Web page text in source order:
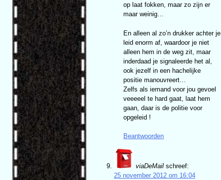
op laat fokken, maar zo zijn er
maar weinig…
En alleen al zo’n drukker achter je
leid enorm af, waardoor je niet
alleen hem in de weg zit, maar
inderdaad je signaleerde het al,
ook jezelf in een hachelijke
positie manouvreert…
Zelfs als iemand voor jou gevoel
veeeeel te hard gaat, laat hem
gaan, daar is de politie voor
opgeleid !
Beantwoorden
viaDeMail schreef:
25 november 2012 om 16:04